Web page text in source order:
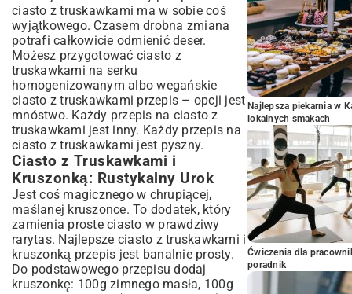
ciasto z truskawkami ma w sobie coś
wyjątkowego. Czasem drobna zmiana
potrafi całkowicie odmienić deser.
Możesz przygotować ciasto z
truskawkami na serku
homogenizowanym albo wegańskie
ciasto z truskawkami przepis – opcji jest
mnóstwo. Każdy przepis na ciasto z
truskawkami jest inny. Każdy przepis na
ciasto z truskawkami jest pyszny.
Ciasto z Truskawkami i
Kruszonką: Rustykalny Urok
Jest coś magicznego w chrupiącej,
maślanej kruszonce. To dodatek, który
zamienia proste ciasto w prawdziwy
rarytas. Najlepsze ciasto z truskawkami i
kruszonką przepis jest banalnie prosty.
Do podstawowego przepisu dodaj
kruszonkę: 100g zimnego masła, 100g
Najlepsza piekarnia w
lokalnych smakach
Ćwiczenia dla
poradnik